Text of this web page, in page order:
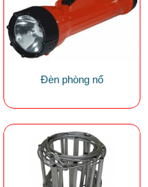
Đèn phòng nổ